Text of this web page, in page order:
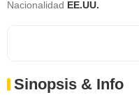
Nacionalidad EE.UU.
Sinopsis & Info